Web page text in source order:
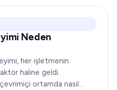
Neden
her işletmenin
haline geldi.
ortamda nasıl